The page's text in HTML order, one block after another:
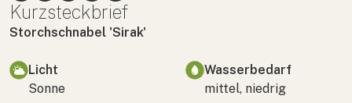
Kurzsteckbrief
Storchschnabel 'Sirak'
Licht
Sonne
Wasserbedarf
mittel, niedrig